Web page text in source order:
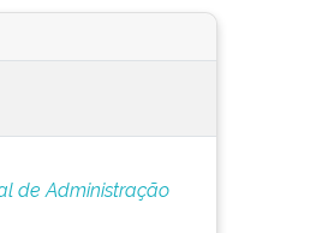
de Administração